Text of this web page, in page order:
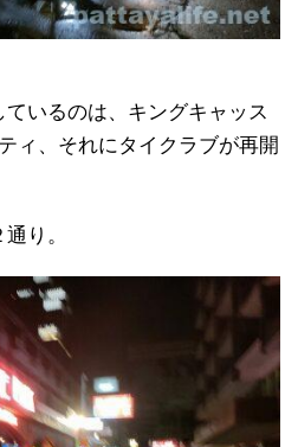
いるのは、キングキャッス
ィ、それにタイクラブが再開
り。